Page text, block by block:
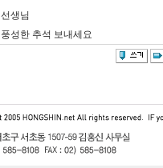
선생님
풍성한 추석 보내세요